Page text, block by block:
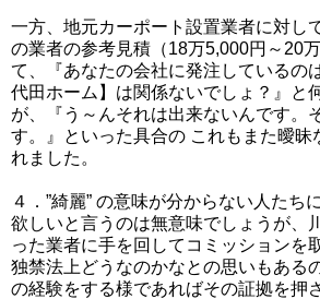
一方、地元カーポート設置業者に対し
の業者の参考見積（18万5,000円～20
て、『あなたの会社に発注しているの
代田ホーム】は関係ないでしょ？』と
が、『う～んそれは出来ないんです。
す。』といった具合の これもまた曖昧
れました。
４．”綺麗” の意味が分からない人たち
欲しいと言うのは無意味でしょうが、
った業者に手を回してコミッションを
独禁法上どうなのかなとの思いもある
の経験をする様であればその証拠を押